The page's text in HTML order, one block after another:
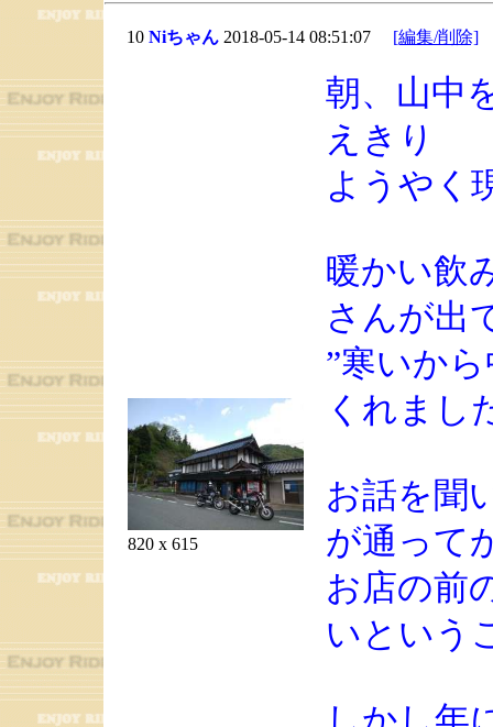
10 Niちゃん2018-05-14 08:51:07 [編集/削除]
820 x 615
朝、山中
えきり
ようやく
暖かい飲
さんが出
”寒いか
くれまし
お話を聞
が通って
お店の前
いという